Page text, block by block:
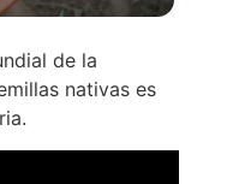
de la
nativas es